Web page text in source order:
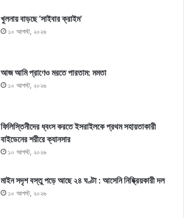
খুলনায় বাড়ছে ‘সাইবার ক্রাইম’
১০ আগস্ট, ২০২৬
আজ আমি প্রাণেও মরতে পারতাম: মমতা
১০ আগস্ট, ২০২৬
ফিলিস্তিনীদের ধ্বংস করতে ইসরাইলকে প্রথম সহায়তাকারী
বাইডেনের শরীরে ক্যানসার
১০ আগস্ট, ২০২৬
মাইন সদৃশ বস্তু পড়ে আছে ২৪ ঘণ্টা : আসেনি নিষ্ক্রিয়কারী দল
১০ আগস্ট, ২০২৬